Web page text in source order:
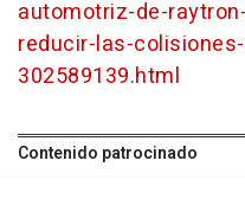
automotriz-de-
reducir-las-
302589139.html
Contenido patrocinado